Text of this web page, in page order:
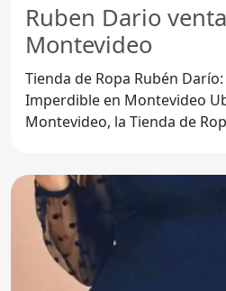
Ruben Dario
Montevideo
Tienda de Ropa Rubén
Imperdible en Montevideo Ubicada en 12300
Montevideo, la Tienda de